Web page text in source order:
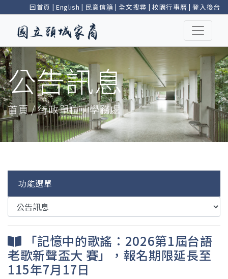
回首頁 | English | 民意信箱 |全文搜尋 | 校園行事曆 |登入後台
公告訊息
首頁 / 行政單位 / 學務處
功能選單
「記憶中的歌謠：2026第1屆台語
老歌新聲盃大 賽」，報名期限延長至
115年7月17日